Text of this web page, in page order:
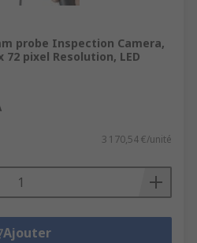
probe Inspection Camera,
72 pixel Resolution, LED
3 170,54 €/unité
Ajouter